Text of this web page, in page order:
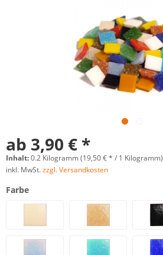
ab 3,90 € *
Inhalt:0.2 Kilogramm (19,50 € * / 1 Kilogramm)
inkl. MwSt.zzgl. Versandkosten
Farbe